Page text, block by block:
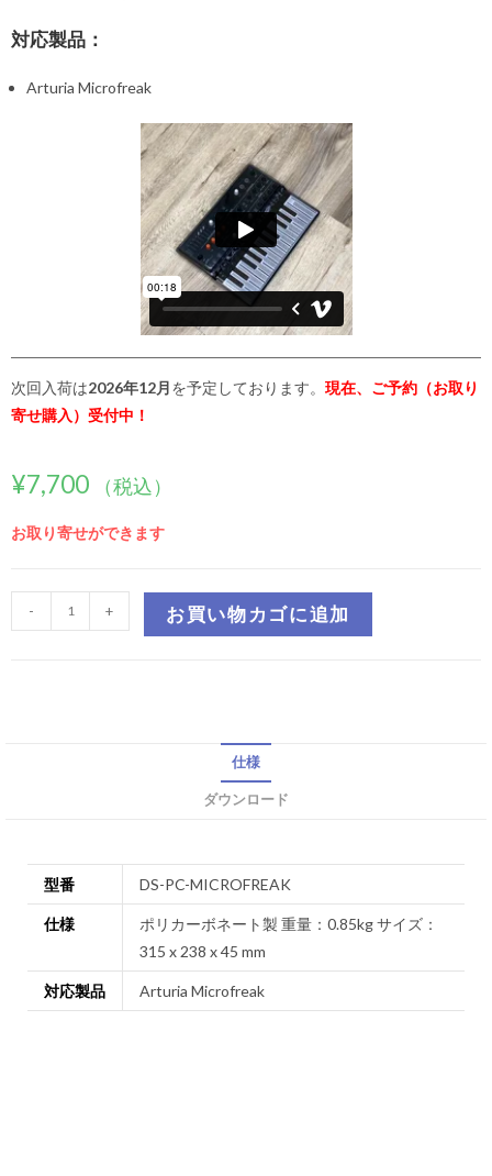
対応製品：
Arturia Microfreak
次回入荷は2026年12月を予定しております。 現在、ご予約（お取り
寄せ購入）受付中！
¥7,700 （税込）
お取り寄せができます
- + お買い物カゴに追加
仕様
ダウンロード
型番 DS-PC-MICROFREAK
仕様
ポリカーボネート製 重量：0.85kg サイズ：
315 x 238 x 45 mm
対応製品 Arturia Microfreak